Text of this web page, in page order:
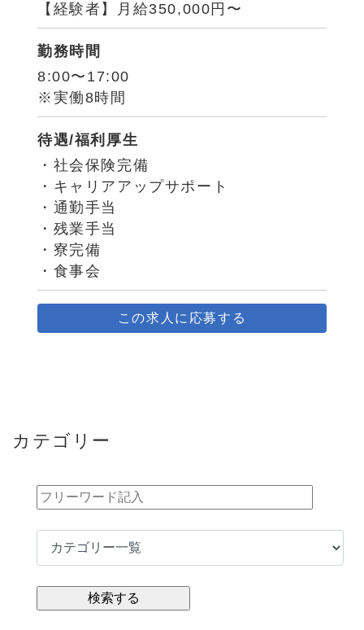
【経験者】月給350,000円〜
勤務時間
8:00〜17:00
※実働8時間
待遇/福利厚生
・社会保険完備
・キャリアアップサポート
・通勤手当
・残業手当
・寮完備
・食事会
この求人に応募する
カテゴリー